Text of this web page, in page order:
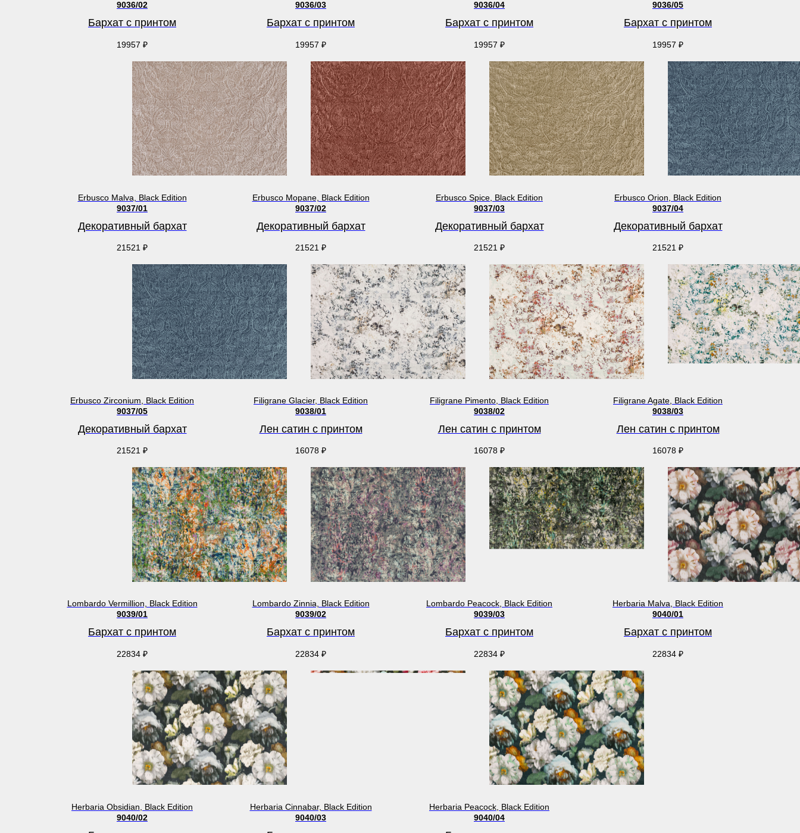
9036/02
Бархат с принтом
19957 ₽
9036/03
Бархат с принтом
19957 ₽
9036/04
Бархат с принтом
19957 ₽
9036/05
Бархат с принтом
19957 ₽
Erbusco Malva, Black Edition
9037/01
Декоративный бархат
21521 ₽
Erbusco Mopane, Black Edition
9037/02
Декоративный бархат
21521 ₽
Erbusco Spice, Black Edition
9037/03
Декоративный бархат
21521 ₽
Erbusco Orion, Black Edition
9037/04
Декоративный бархат
21521 ₽
Erbusco Zirconium, Black Edition
9037/05
Декоративный бархат
21521 ₽
Filigrane Glacier, Black Edition
9038/01
Лен сатин с принтом
16078 ₽
Filigrane Pimento, Black Edition
9038/02
Лен сатин с принтом
16078 ₽
Filigrane Agate, Black Edition
9038/03
Лен сатин с принтом
16078 ₽
Lombardo Vermillion, Black Edition
9039/01
Бархат с принтом
22834 ₽
Lombardo Zinnia, Black Edition
9039/02
Бархат с принтом
22834 ₽
Lombardo Peacock, Black Edition
9039/03
Бархат с принтом
22834 ₽
Herbaria Malva, Black Edition
9040/01
Бархат с принтом
22834 ₽
Herbaria Obsidian, Black Edition
9040/02
Herbaria Cinnabar, Black Edition
9040/03
Herbaria Peacock, Black Edition
9040/04